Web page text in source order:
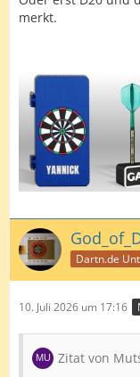
merkt.
Dartn.de
10. Juli 2026 um 17:16
Zitat von